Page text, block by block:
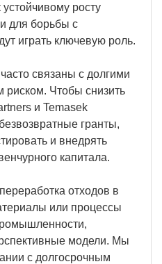
росту
для борьбы с
играть ключевую роль.
связаны с долгими
риском. Чтобы снизить
и Temasek
гранты,
и внедрять
капитала.
отходов в
или процессы
модели. Мы
с долгосрочным